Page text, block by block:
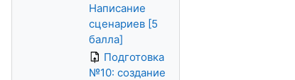
Написание
сценариев [5
балла]
Подготовка
№10: создание